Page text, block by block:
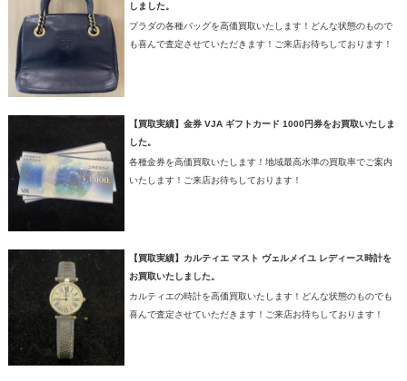
しました。
プラダの各種バッグを高価買取いたします！どんな状態のもので
も喜んで査定させていただきます！ご来店お待ちしております！
【買取実績】金券 VJA ギフトカード 1000円券をお買取いたしま
した。
各種金券を高価買取いたします！地域最高水準の買取率でご案内
いたします！ご来店お待ちしております！
【買取実績】カルティエ マスト ヴェルメイユ レディース時計を
お買取いたしました。
カルティエの時計を高価買取いたします！どんな状態のものでも
喜んで査定させていただきます！ご来店お待ちしております！